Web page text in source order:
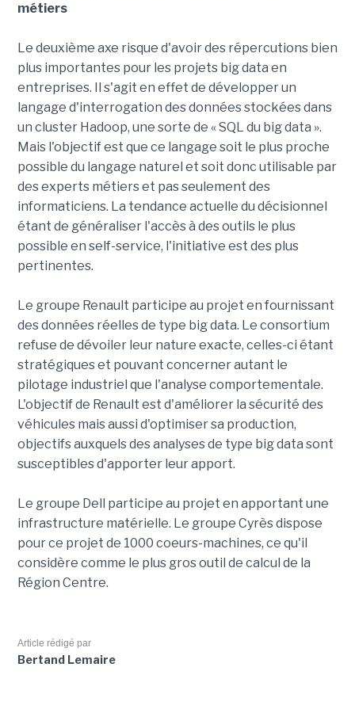
métiers
Le deuxième axe risque d'avoir des répercutions bien
plus importantes pour les projets big data en
entreprises. Il s'agit en effet de développer un
langage d'interrogation des données stockées dans
un cluster Hadoop, une sorte de « SQL du big data ».
Mais l'objectif est que ce langage soit le plus proche
possible du langage naturel et soit donc utilisable par
des experts métiers et pas seulement des
informaticiens. La tendance actuelle du décisionnel
étant de généraliser l'accès à des outils le plus
possible en self-service, l'initiative est des plus
pertinentes.
Le groupe Renault participe au projet en fournissant
des données réelles de type big data. Le consortium
refuse de dévoiler leur nature exacte, celles-ci étant
stratégiques et pouvant concerner autant le
pilotage industriel que l'analyse comportementale.
L'objectif de Renault est d'améliorer la sécurité des
véhicules mais aussi d'optimiser sa production,
objectifs auxquels des analyses de type big data sont
susceptibles d'apporter leur apport.
Le groupe Dell participe au projet en apportant une
infrastructure matérielle. Le groupe Cyrès dispose
pour ce projet de 1000 coeurs-machines, ce qu'il
considère comme le plus gros outil de calcul de la
Région Centre.
Article rédigé par
Bertand Lemaire